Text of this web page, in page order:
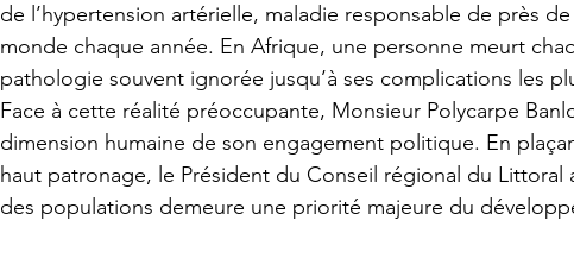
de l’hypertension artérielle, maladie responsable de près
monde chaque année. En Afrique, une personne meurt
pathologie souvent ignorée jusqu’à ses complications les
Face à cette réalité préoccupante, Monsieur Polycarpe
dimension humaine de son engagement politique. En
haut patronage, le Président du Conseil régional du Littoral
des populations demeure une priorité majeure du